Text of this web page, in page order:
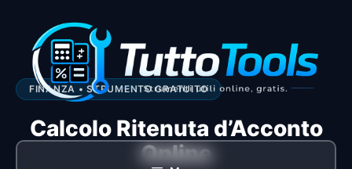
contenuto
FINANZA • STRUMENTO GRATUITO
Calcolo Ritenuta d’Acconto
Online